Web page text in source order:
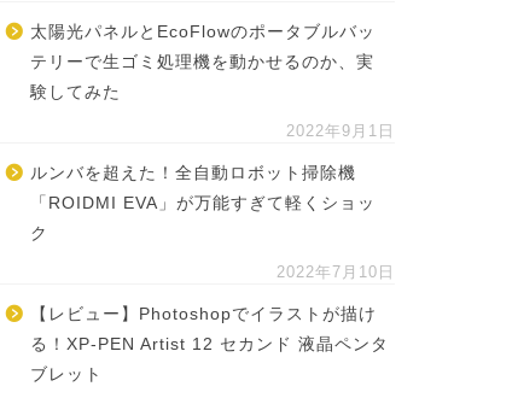
太陽光パネルとEcoFlowのポータブルバッ
テリーで生ゴミ処理機を動かせるのか、実
験してみた
2022年9月1日
ルンバを超えた！全自動ロボット掃除機
「ROIDMI EVA」が万能すぎて軽くショッ
ク
2022年7月10日
【レビュー】Photoshopでイラストが描け
る！XP-PEN Artist 12 セカンド 液晶ペンタ
ブレット